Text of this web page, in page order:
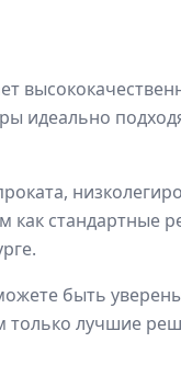
идеально
стандартные
быть
только лучшие